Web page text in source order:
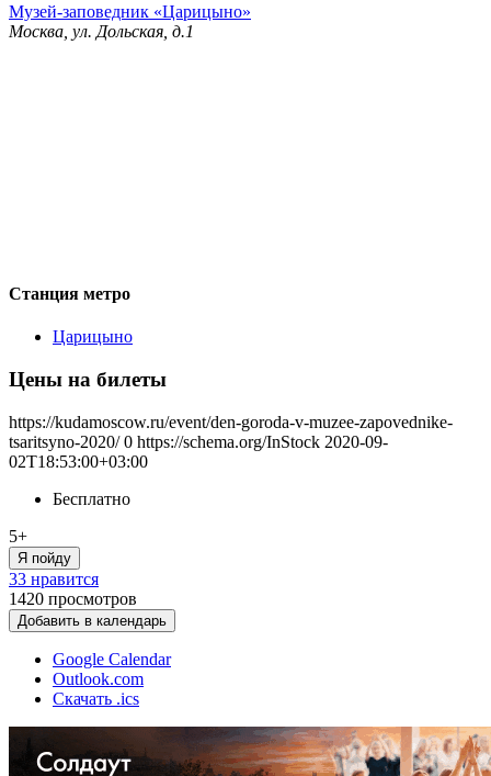
Музей-заповедник «Царицыно»
Москва, ул. Дольская, д.1
Станция метро
Царицыно
Цены на билеты
https://kudamoscow.ru/event/den-goroda-v-muzee-zapovednike-
tsaritsyno-2020/ 0 https://schema.org/InStock 2020-09-
02T18:53:00+03:00
Бесплатно
5+
Я пойду
33 нравится
1420 просмотров
Добавить в календарь
Google Calendar
Outlook.com
Скачать .ics